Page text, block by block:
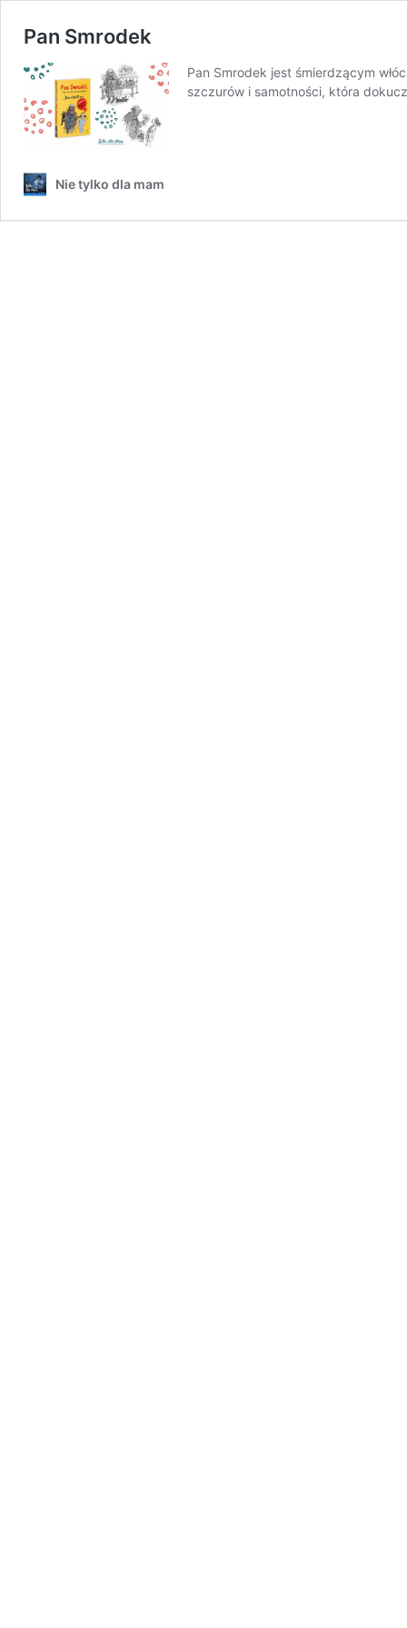
Pan Smrodek
Pan Smrodek jest śmierdzącym
szczurów i samotności, która
Nie tylko dla mam